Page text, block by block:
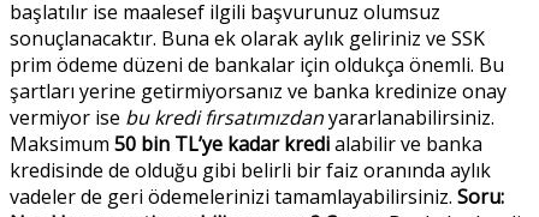
başlatılır ise maalesef ilgili başvurunuz olumsuz
sonuçlanacaktır. Buna ek olarak aylık geliriniz ve SSK
prim ödeme düzeni de bankalar için oldukça önemli. Bu
şartları yerine getirmiyorsanız ve banka kredinize onay
vermiyor ise bu kredi fırsatımızdanyararlanabilirsiniz.
Maksimum 50 bin TL’ye kadar kredialabilir ve banka
kredisinde de olduğu gibi belirli bir faiz oranında aylık
vadeler de geri ödemelerinizi tamamlayabilirsiniz. Soru: